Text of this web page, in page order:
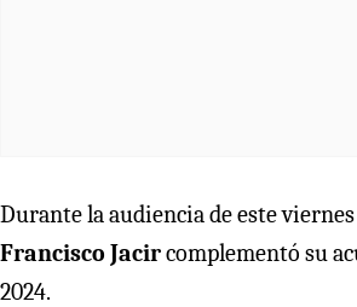
Durante la audiencia de este
Francisco Jacircomplementó su
2024.